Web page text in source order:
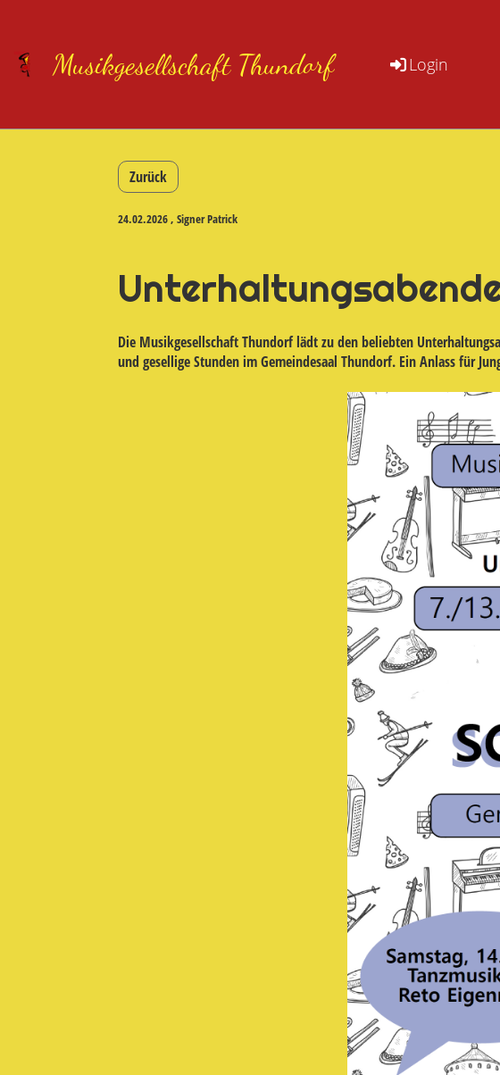
Login
Musikgesellschaft Thundorf
Zurück
24.02.2026, Signer Patrick
Die Musikgesellschaft Thundorf lädt zu den beliebten
und gesellige Stunden im Gemeindesaal Thundorf. Ein Anlass für